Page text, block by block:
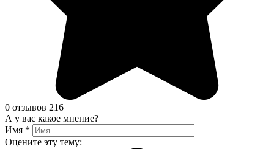
0 отзывов 216
А у вас какое мнение?
Имя *
Оцените эту тему: